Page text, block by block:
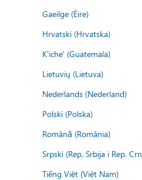
Gaeilge (Éire)
Hrvatski (Hrvatska)
K'iche' (Guatemala)
Lietuvių (Lietuva)
Nederlands (Nederland)
Polski (Polska)
Română (România)
Srpski (Rep. Srbija i Rep.
Tiếng Việt (Việt Nam)